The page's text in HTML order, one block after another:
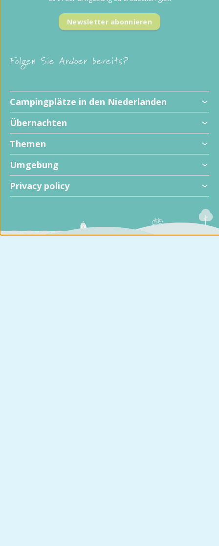
Folgen Sie Ardoer bereits?
Campingplätze in den Niederlanden
Übernachten
Themen
Umgebung
Privacy policy
Newsletter abonnieren